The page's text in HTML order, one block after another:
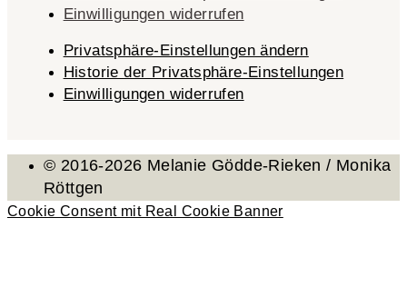
Einwilligungen widerrufen
Privatsphäre-Einstellungen ändern
Historie der Privatsphäre-Einstellungen
Einwilligungen widerrufen
© 2016-2026 Melanie Gödde-Rieken / Monika
Röttgen
Cookie Consent mit Real Cookie Banner